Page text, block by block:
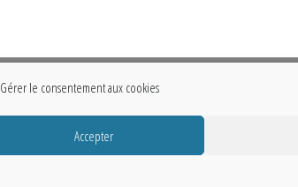
Gérer le consentement aux cookies
Accepter